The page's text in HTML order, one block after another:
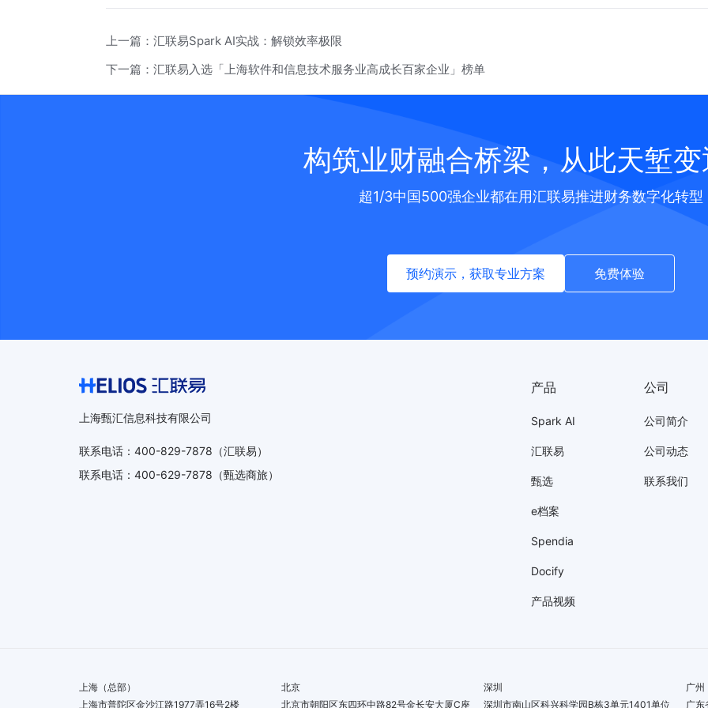
上一篇：汇联易Spark AI实战：解锁效率极限
下一篇：汇联易入选「上海软件和信息技术服务业高成长百家企业」榜单
构筑业财融合桥梁，从此天堑
超1/3中国500强企业都在用汇联易推进财务数字化转型
预约演示，获取专业方案 免费体验
上海甄汇信息科技有限公司
联系电话 ： 400-829-7878 （汇联易）
联系电话 ： 400-629-7878 （甄选商旅）
产品
Spark AI
汇联易
甄选
e档案
Spendia
Docify
产品视频
公司
公司简介
公司动态
联系我们
上海（总部）
上海市普陀区金沙江路1977弄16号2楼
北京
北京市朝阳区东四环中路82号金长安大厦C座
深圳
深圳市南山区科兴科学园B栋3单元1401单位
广州
广东